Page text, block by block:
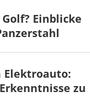
Einblicke
Elektroauto:
zu